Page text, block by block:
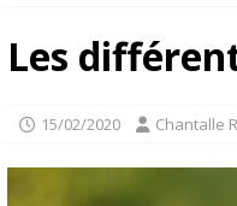
Les
15/02/2020 Chantalle